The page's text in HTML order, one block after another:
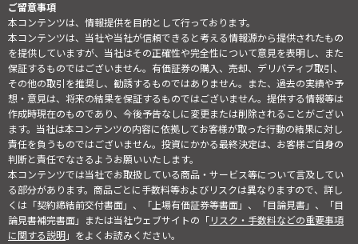
ご留意事項
本コンテンツは、情報提供を目的として行っております。
本コンテンツは、当社や当社が信頼できると考える情報源から提供されたもの
を提供していますが、当社はその正確性や完全性について意見を表明し、また
保証するものではございません。有価証券の購入、売却、デリバティブ取引、
その他の取引を推奨し、勧誘するものではありません。また、過去の実績や予
想・意見は、将来の結果を保証するものではございません。提供する情報等は
作成時現在のものであり、今後予告なしに変更または削除されることがござい
ます。当社は本コンテンツの内容に依拠してお客様が取った行動の結果に対し
責任を負うものではございません。投資にかかる最終決定は、お客様ご自身の
判断と責任でなさるようお願いいたします。
本コンテンツでは当社でお取扱している商品・サービス等について言及してい
る部分があります。商品ごとに手数料等およびリスクは異なりますので、詳し
くは「契約締結前交付書面」、「上場有価証券等書面」、「目論見書」、「目
論見書補完書面」または当社ウェブサイトの「リスク・手数料などの重要事項
に関する説明」をよくお読みください。